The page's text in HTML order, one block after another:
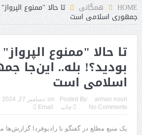
HOME همگانی تا حالا "ممنوع
جمهوری اسلامی است
تا حالا "ممنوع
بودید؟! بله.. این‌جا
اسلامی است
Posted By: arman nouri
on: دسامبر 27, 2024
No Comments
چاپ Email
یک منبع مطلع در گفتگو با رادیوفردا